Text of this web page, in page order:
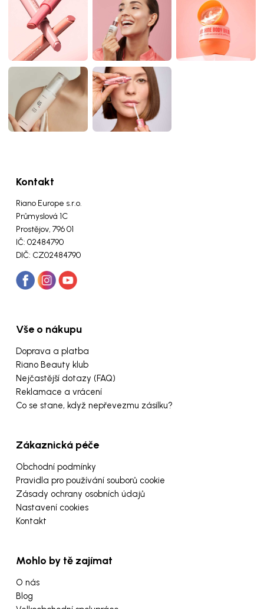
Kontakt
Riano Europe s.r.o.
Průmyslová 1C
Prostějov, 796 01
IČ: 02484790
DIČ: CZ02484790
Vše o nákupu
Doprava a platba
Riano Beauty klub
Nejčastější dotazy (FAQ)
Reklamace a vrácení
Co se stane, když nepřevezmu zásilku?
Zákaznická péče
Obchodní podmínky
Pravidla pro používání souborů cookie
Zásady ochrany osobních údajů
Nastavení cookies
Kontakt
Mohlo by tě zajímat
O nás
Blog